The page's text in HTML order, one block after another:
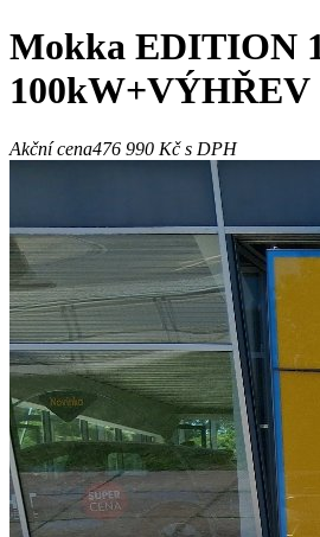
Mokka EDITION
100kW+VÝHŘEV
Akční cena476 990 Kčs DPH